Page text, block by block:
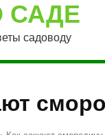
САДЕ
садоводу